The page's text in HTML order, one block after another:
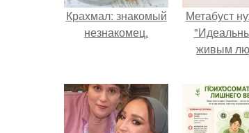
Крахмал: знакомый
незнакомец.
Метабуст
живым